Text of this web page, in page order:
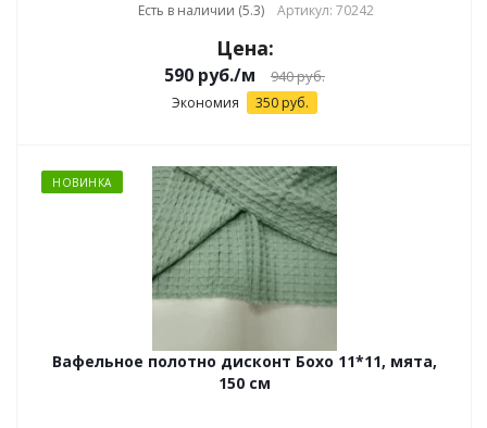
Есть в наличии (5.3) Артикул: 70242
Цена:
590 руб./м 940руб.
Экономия 350 руб.
НОВИНКА
Вафельное полотно дисконт Бохо 11*11, мята,
150 см